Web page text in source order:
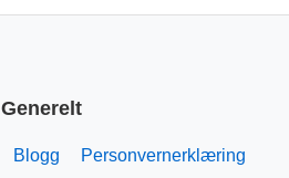
Generelt
Blogg Personvernerklæring